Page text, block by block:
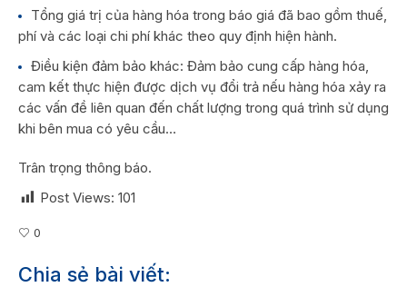
Tổng giá trị của hàng hóa trong báo giá đã bao gồm thuế,
phí và các loại chi phí khác theo quy định hiện hành.
Điều kiện đảm bảo khác: Đảm bảo cung cấp hàng hóa,
cam kết thực hiện được dịch vụ đổi trả nếu hàng hóa xảy ra
các vấn đề liên quan đến chất lượng trong quá trình sử dụng
khi bên mua có yêu cầu…
Trân trọng thông báo.
Post Views: 101
0
Chia sẻ bài viết: